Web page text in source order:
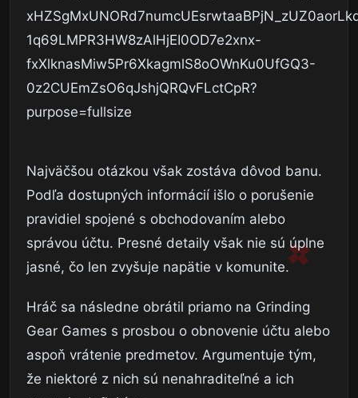
Najväčšou otázkou však zostáva dôvod banu.
Podľa dostupných informácií išlo o porušenie
pravidiel spojené s obchodovaním alebo
správou účtu. Presné detaily však nie sú úplne
jasné, čo len zvyšuje napätie v komunite.
Hráč sa následne obrátil priamo na Grinding
Gear Games s prosbou o obnovenie účtu alebo
aspoň vrátenie predmetov. Argumentuje tým,
že niektoré z nich sú nenahraditeľné a ich